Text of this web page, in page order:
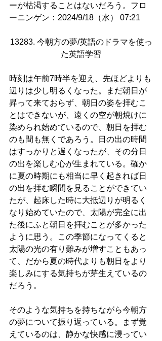
ーが枯渇することはないだろう。フロ
ーニンゲン：2024/9/18（水） 07:21
13283. 今朝方の夢/英語のドラマを使っ
た英語学習
時刻は午前7時半を迎え、先ほどよりも
辺りは少し明るくなった。まだ朝日が
昇って来ておらず、朝日の姿を拝むこ
とはできないが、遠くの空が朝焼けに
染められ始めているので、朝日を拝む
のも間も無くであろう。日の出の時間
はすっかりと遅くなったが、その分日
の出を楽しむ心が生まれている。確か
に夏の時期にも相当に早く起きれば日
の出を拝む瞬間を見ることができてい
たが、起床した時に大抵辺りが明るく
なり始めていたので、太陽が完全に出
た後にふと朝日を拝むことが多かった
ように思う。この季節になってくると
太陽の光の有り難みが増すこともあっ
て、だから夏の時代よりも朝日をより
楽しみにする気持ちが芽生えているの
だろう。
そのような気持ちを持ちながら今朝方
の夢について振り返っている。まず覚
えているのは、静かな快感に浸ってい